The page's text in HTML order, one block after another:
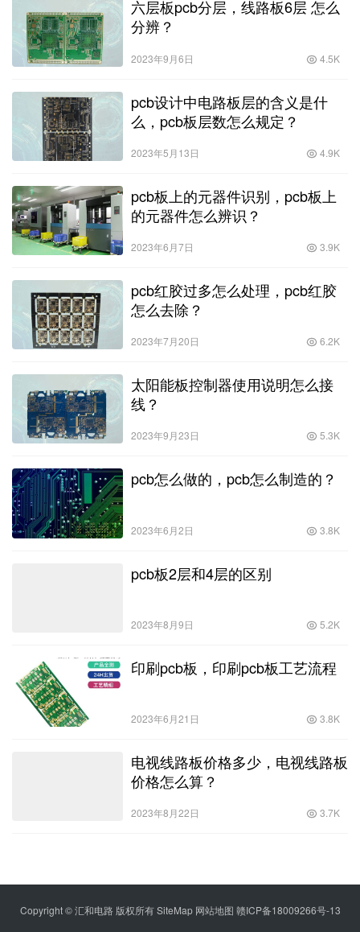
六层板pcb分层，线路板6层 怎么
分辨？
2023年9月6日 4.5K
pcb设计中电路板层的含义是什
么，pcb板层数怎么规定？
2023年5月13日 4.9K
pcb板上的元器件识别，pcb板上
的元器件怎么辨识？
2023年6月7日 3.9K
pcb红胶过多怎么处理，pcb红胶
怎么去除？
2023年7月20日 6.2K
太阳能板控制器使用说明怎么接
线？
2023年9月23日 5.3K
pcb怎么做的，pcb怎么制造的？
2023年6月2日 3.8K
pcb板2层和4层的区别
2023年8月9日 5.2K
印刷pcb板，印刷pcb板工艺流程
2023年6月21日 3.8K
电视线路板价格多少，电视线路板
价格怎么算？
2023年8月22日 3.7K
Copyright © 汇和电路 版权所有SiteMap 网站地图 赣ICP备18009266号-13